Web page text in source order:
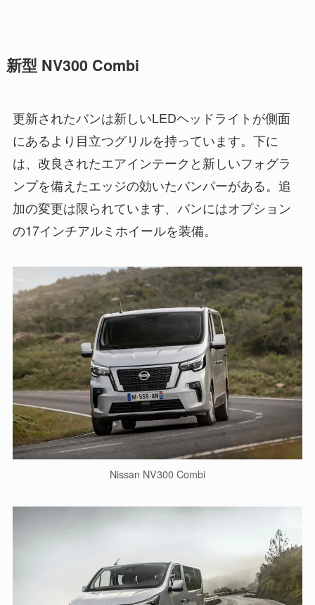
新型 NV300 Combi
更新されたバンは新しいLEDヘッドライトが側面
にあるより目立つグリルを持っています。下に
は、改良されたエアインテークと新しいフォグラ
ンプを備えたエッジの効いたバンパーがある。追
加の変更は限られています、バンにはオプション
の17インチアルミホイールを装備。
Nissan NV300 Combi